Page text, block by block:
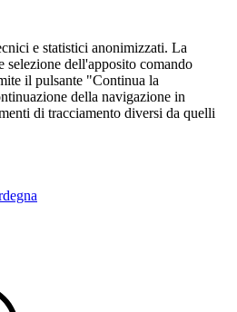
e statistici anonimizzati. La
selezione dell'apposito comando
il pulsante "Continua la
della navigazione in
di tracciamento diversi da quelli